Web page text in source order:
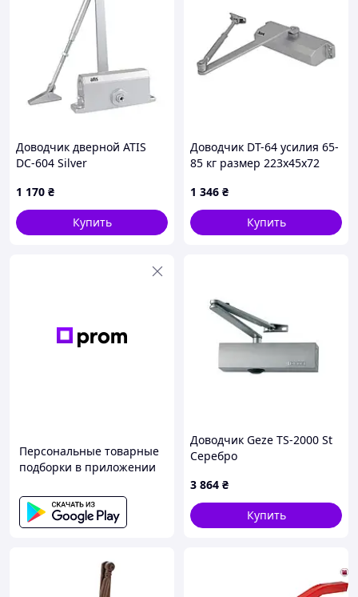
Доводчик дверной ATIS
DC-604 Silver
1 170 ₴
Купить
Доводчик DT-64 усилия 65-
85 кг размер 223x45x72
1 346 ₴
Купить
Персональные товарные
подборки в приложении
Доводчик Geze TS-2000 St
Серебро
3 864 ₴
Купить